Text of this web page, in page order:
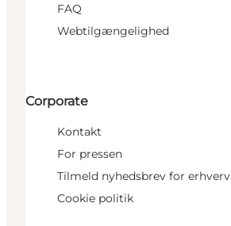
FAQ
Webtilgængelighed
Corporate
Kontakt
For pressen
Tilmeld nyhedsbrev for erhverv
Cookie politik